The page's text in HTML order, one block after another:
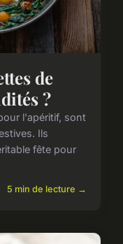
de
?
l'apéritif, sont
Ils
fête pour
5 min de lecture →